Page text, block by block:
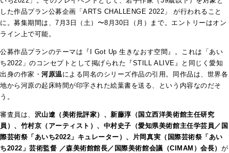
した作品プラン公募企画「ARTS CHALLENGE 2022」 が行われること
に。募集期間は、7月3日（土）〜8月30日（月）まで。エントリーはオン
ライン上で可能。
公募作品プランのテーマは『I Got Up生きなおす空間』。これは「あい
ち2022」のコンセプトとして掲げられた『STILL ALIVE』と同じく愛知
出身の作家・河原温による同名のシリーズ作品の引用。同作品は、世界各
地から河原の起床時間が印字された絵葉書を送る、という内容なのだそ
う。
審査員は、 沢山遼（美術批評家）、新藤淳（国立西洋美術館主任研究
員）、竹村京（アーティスト）、中村史子（愛知県美術館主任学芸員／国
際芸術祭「あいち2022 」キュレーター）、 片岡真実（国際芸術祭「あい
ち2022 」芸術監督 ／森美術館館長／国際美術館会議（CIMAM ）会長） が